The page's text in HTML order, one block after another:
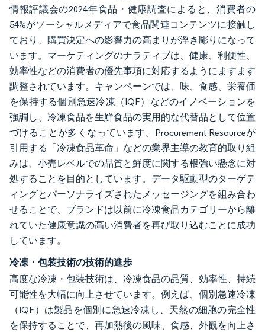
情報評議会の2024年食品・健康調査によると、消費者の
54%がソーシャルメディアで食品関連コンテンツに接触し
ており、購買決定への影響力の高まりが浮き彫りになって
います。マーケティングのナラティブは、健康、利便性、
効率性などの消費者の優先事項に対応するようにますます
調整されています。キャンペーンでは、味、食感、栄養価
を保持する個別急速冷凍（IQF）などのイノベーションを
強調し、冷凍食品を生鮮食品の実用的な代替品として位置
づけることが多くなっています。Procurement Resourceが
引用する「冷凍食品革命」などの業界主導の教育的取り組
みは、小売レベルでの品質と鮮度に関する根強い懸念に対
処することを目的としています。データ駆動型のターゲテ
ィングとパーソナライズされたメッセージングを組み合わ
せることで、ブランドは以前に冷凍食品カテゴリーから離
れていた健康意識の高い消費者を再び取り込むことに成功
しています。
冷凍・包装技術の技術的進歩
高度な冷凍・包装技術は、冷凍食品の品質、効率性、持続
可能性を大幅に向上させています。例えば、個別急速冷凍
（IQF）は製品を個別に急速冷凍し、天然の細胞の完全性
を保持することで、再加熱後の風味、食感、外観を向上さ